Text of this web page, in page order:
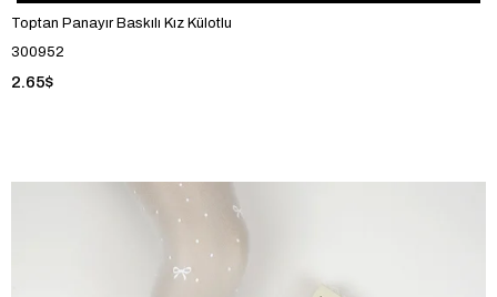
Toptan Panayır Baskılı Kız Külotlu
300952
2.65$